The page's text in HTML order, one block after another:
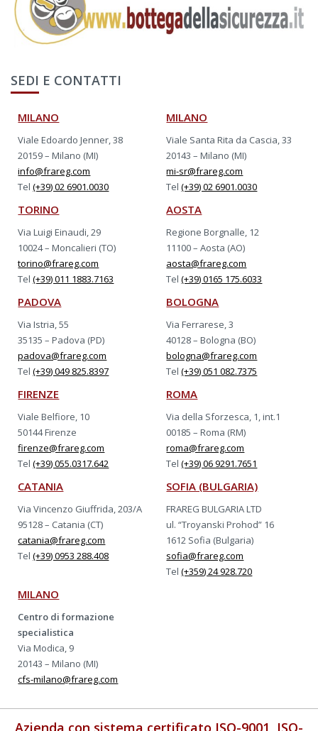
SEDI E CONTATTI
MILANO
Viale Edoardo Jenner, 38
20159 – Milano (MI)
info@frareg.com
Tel(+39) 02 6901.0030
MILANO
Viale Santa Rita da Cascia, 33
20143 – Milano (MI)
mi-sr@frareg.com
Tel(+39) 02 6901.0030
TORINO
Via Luigi Einaudi, 29
10024 – Moncalieri (TO)
torino@frareg.com
Tel(+39) 011 1883.7163
AOSTA
Regione Borgnalle, 12
11100 – Aosta (AO)
aosta@frareg.com
Tel(+39) 0165 175.6033
PADOVA
Via Istria, 55
35135 – Padova (PD)
padova@frareg.com
Tel(+39) 049 825.8397
BOLOGNA
Via Ferrarese, 3
40128 – Bologna (BO)
bologna@frareg.com
Tel(+39) 051 082.7375
FIRENZE
Viale Belfiore, 10
50144 Firenze
firenze@frareg.com
Tel(+39) 055.0317.642
ROMA
Via della Sforzesca, 1, int.1
00185 – Roma (RM)
roma@frareg.com
Tel(+39) 06 9291.7651
CATANIA
Via Vincenzo Giuffrida, 203/A
95128 – Catania (CT)
catania@frareg.com
Tel(+39) 0953 288.408
SOFIA (BULGARIA)
FRAREG BULGARIA LTD
ul. “Troyanski Prohod” 16
1612 Sofia (Bulgaria)
sofia@frareg.com
Tel(+359) 24 928.720
MILANO
Centro di formazione
specialistica
Via Modica, 9
20143 – Milano (MI)
cfs-milano@frareg.com
Azienda con sistema certificato ISO-9001, ISO-